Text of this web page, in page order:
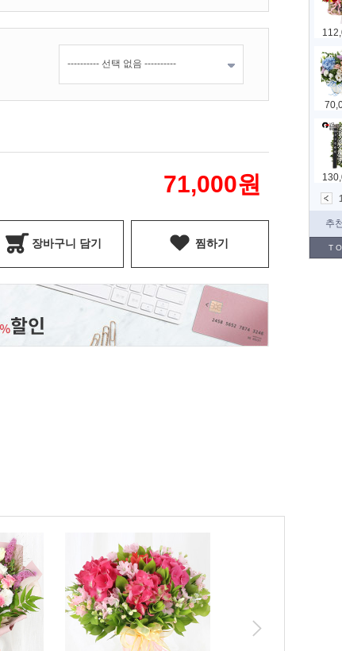
71,000원
장바구니 담기 찜하기